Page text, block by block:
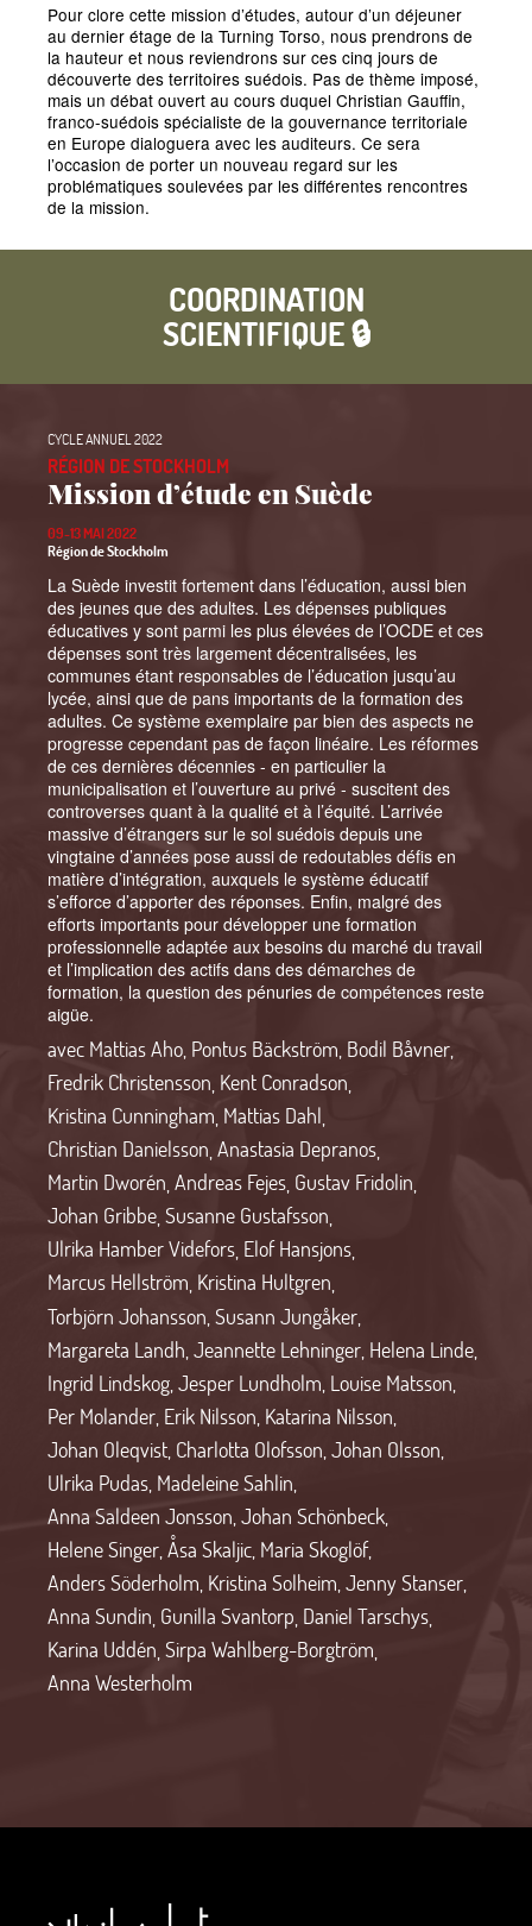
Pour clore cette mission d’études, autour d’un déjeuner
au dernier étage de la Turning Torso, nous prendrons de
la hauteur et nous reviendrons sur ces cinq jours de
découverte des territoires suédois. Pas de thème imposé,
mais un débat ouvert au cours duquel Christian Gauffin,
franco-suédois spécialiste de la gouvernance territoriale
en Europe dialoguera avec les auditeurs. Ce sera
l’occasion de porter un nouveau regard sur les
problématiques soulevées par les différentes rencontres
de la mission.
COORDINATION
SCIENTIFIQUE 🔒
CYCLE ANNUEL 2022
RÉGION DE STOCKHOLM
Mission d’étude en Suède
09-13 MAI 2022
Région de Stockholm
La Suède investit fortement dans l’éducation, aussi bien
des jeunes que des adultes. Les dépenses publiques
éducatives y sont parmi les plus élevées de l’OCDE et ces
dépenses sont très largement décentralisées, les
communes étant responsables de l’éducation jusqu’au
lycée, ainsi que de pans importants de la formation des
adultes. Ce système exemplaire par bien des aspects ne
progresse cependant pas de façon linéaire. Les réformes
de ces dernières décennies - en particulier la
municipalisation et l’ouverture au privé - suscitent des
controverses quant à la qualité et à l’équité. L’arrivée
massive d’étrangers sur le sol suédois depuis une
vingtaine d’années pose aussi de redoutables défis en
matière d’intégration, auxquels le système éducatif
s’efforce d’apporter des réponses. Enfin, malgré des
efforts importants pour développer une formation
professionnelle adaptée aux besoins du marché du travail
et l’implication des actifs dans des démarches de
formation, la question des pénuries de compétences reste
aigüe.
avec Mattias Aho, Pontus Bäckström, Bodil Båvner,
Fredrik Christensson Kent Conradson
Kristina Cunningham Mattias Dahl
Christian Danielsson Anastasia Depranos
Martin Dworén Andreas Fejes Gustav Fridolin
Johan Gribbe Susanne Gustafsson
Ulrika Hamber Videfors Elof Hansjons
Marcus Hellström Kristina Hultgren
Torbjörn Johansson Susann Jungåker
Margareta Landh Jeannette Lehninger Helena Linde
Ingrid Lindskog Jesper Lundholm Louise Matsson
Per Molander Erik Nilsson Katarina Nilsson
Johan Oleqvist Charlotta Olofsson Johan Olsson
Ulrika Pudas, Madeleine Sahlin,
Anna Saldeen Jonsson,Johan Schönbeck,
Helene Singer,Åsa Skaljic, Maria Skoglöf,
Anders Söderholm, Kristina Solheim,Jenny Stanser,
Anna Sundin Gunilla Svantorp Daniel Tarschys
Karina Uddén Sirpa Wahlberg-Borgtröm
Anna Westerholm